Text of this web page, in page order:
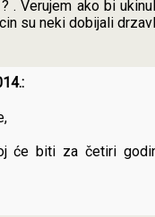
. Verujem ako bi
su neki dobijali
će biti za četiri